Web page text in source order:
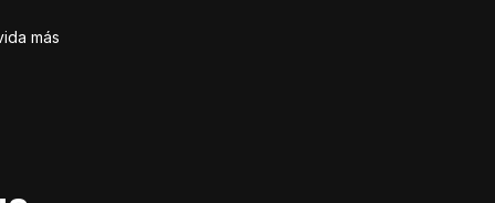
más